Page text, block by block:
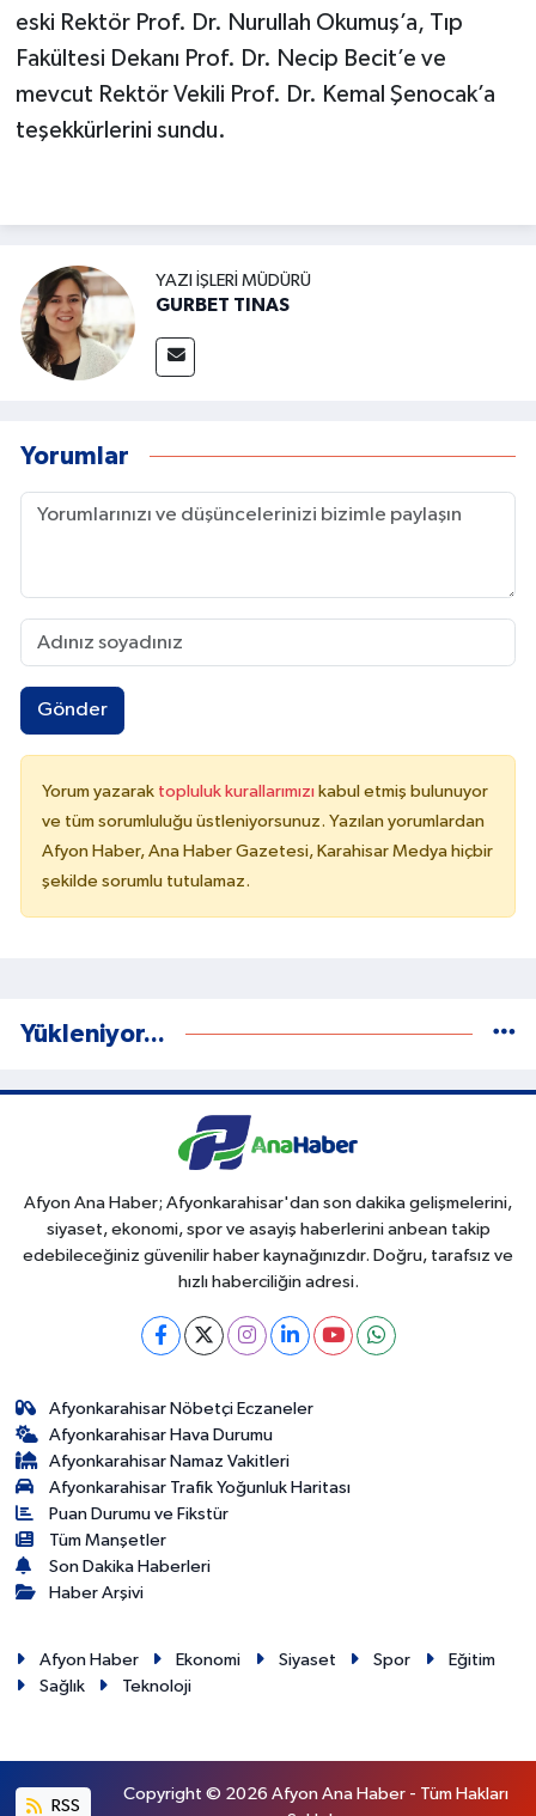
eski Rektör Prof. Dr. Nurullah Okumuş’a, Tıp
Fakültesi Dekanı Prof. Dr. Necip Becit’e ve
mevcut Rektör Vekili Prof. Dr. Kemal Şenocak’a
teşekkürlerini sundu.
YAZI İŞLERI MÜDÜRÜ
GURBET TINAS
Yorumlar
Gönder
Yorum yazarak topluluk kurallarımızı kabul etmiş bulunuyor
ve tüm sorumluluğu üstleniyorsunuz. Yazılan yorumlardan
Afyon Haber, Ana Haber Gazetesi, Karahisar Medya hiçbir
şekilde sorumlu tutulamaz.
Yükleniyor...
Afyon Ana Haber; Afyonkarahisar'dan son dakika gelişmelerini,
siyaset, ekonomi, spor ve asayiş haberlerini anbean takip
edebileceğiniz güvenilir haber kaynağınızdır. Doğru, tarafsız ve
hızlı haberciliğin adresi.
Afyonkarahisar Nöbetçi Eczaneler
Afyonkarahisar Hava Durumu
Afyonkarahisar Namaz Vakitleri
Afyonkarahisar Trafik Yoğunluk Haritası
Puan Durumu ve Fikstür
Tüm Manşetler
Son Dakika Haberleri
Haber Arşivi
Afyon Haber Ekonomi Siyaset Spor
Eğitim
Sağlık
Teknoloji
RSS
Copyright © 2026 Afyon Ana Haber - Tüm Hakları